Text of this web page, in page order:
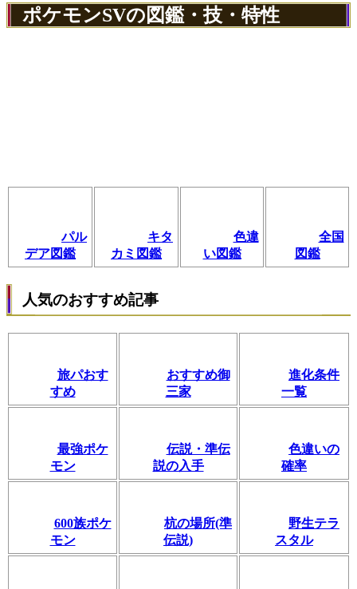
ポケモンSVの図鑑・技・特性
パル
デア図鑑
キタ
カミ図鑑
色違
い図鑑
全国
図鑑
人気のおすすめ記事
旅パおす
すめ
おすすめ御
三家
進化条件
一覧
最強ポケ
モン
伝説・準伝
説の入手
色違いの
確率
600族ポケ
モン
杭の場所(準
伝説)
野生テラ
スタル